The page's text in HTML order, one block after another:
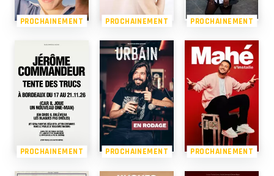
PROCHAINEMENT PROCHAINEMENT PROCHAINEMENT
PROCHAINEMENT PROCHAINEMENT PROCHAINEMENT